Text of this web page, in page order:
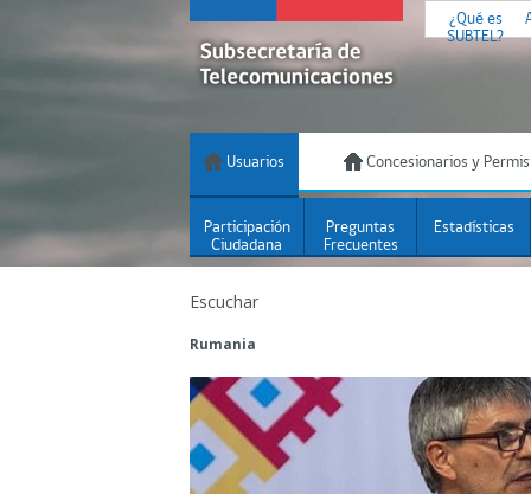
¿Qué es
SUBTEL?
Usuarios Concesionarios y
Participación
Ciudadana
Preguntas
Frecuentes
Estadísticas
Escuchar
Rumania